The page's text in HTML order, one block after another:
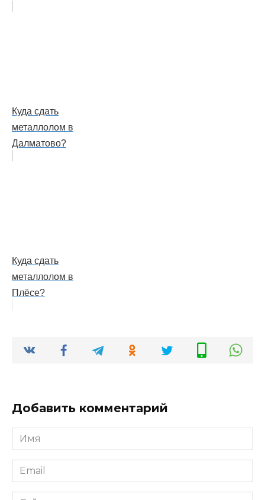
Куда сдать
металлолом в
Далматово?
Куда сдать
металлолом в
Плёсе?
Добавить комментарий
Имя
*
Email
*